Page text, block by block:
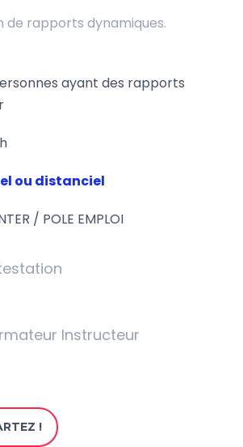
de rapports dynamiques.
ayant des rapports
ou distanciel
/ POLE EMPLOI
Instructeur
!